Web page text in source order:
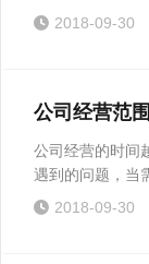
2018-09-30
公司经营范
公司经营的时间
遇到的问题，当
2018-09-30